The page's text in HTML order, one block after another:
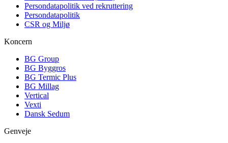
Persondatapolitik ved rekruttering
Persondatapolitik
CSR og Miljø
Koncern
BG Group
BG Byggros
BG Termic Plus
BG Millag
Vertical
Vexti
Dansk Sedum
Genveje